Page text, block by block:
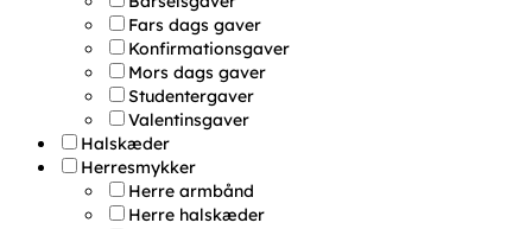
Fars dags gaver
Konfirmationsgaver
Mors dags gaver
Studentergaver
Valentinsgaver
Halskæder
Herresmykker
Herre armbånd
Herre halskæder